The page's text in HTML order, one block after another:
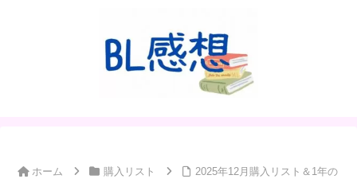
ホーム 購入リスト
2025年12月購入リスト＆1年の